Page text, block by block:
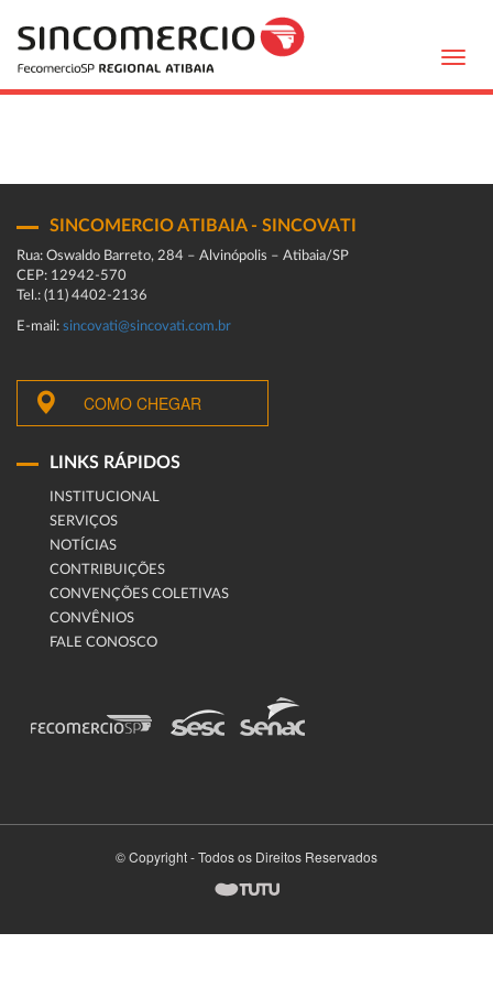
SINCOMERCIO ATIBAIA - SINCOVATI
Rua: Oswaldo Barreto, 284 – Alvinópolis – Atibaia/SP
CEP: 12942-570
Tel.: (11) 4402-2136
E-mail: sincovati@sincovati.com.br
COMO CHEGAR
LINKS RÁPIDOS
INSTITUCIONAL
SERVIÇOS
NOTÍCIAS
CONTRIBUIÇÕES
CONVENÇÕES COLETIVAS
CONVÊNIOS
FALE CONOSCO
© Copyright - Todos os Direitos Reservados